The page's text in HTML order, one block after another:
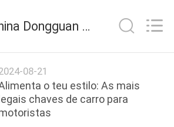
China Dongguan Kaimiao Electronic Technology Co., Ltd notícias da empresa
08-21
o teu estilo: As mais
chaves de carro para